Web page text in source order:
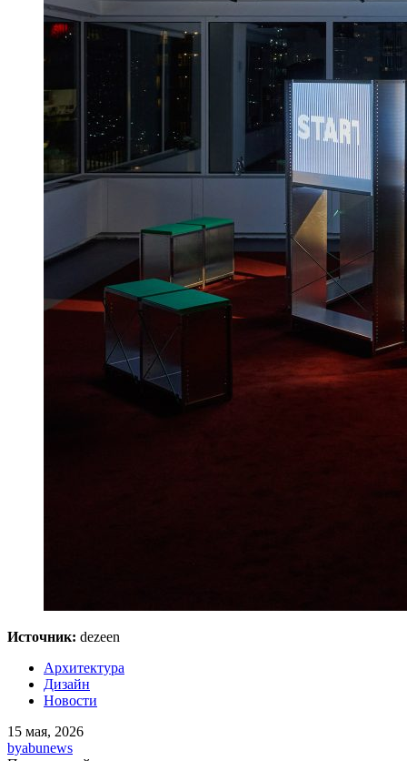
Источник: dezeen
Архитектура
Дизайн
Новости
15 мая, 2026
byabunews